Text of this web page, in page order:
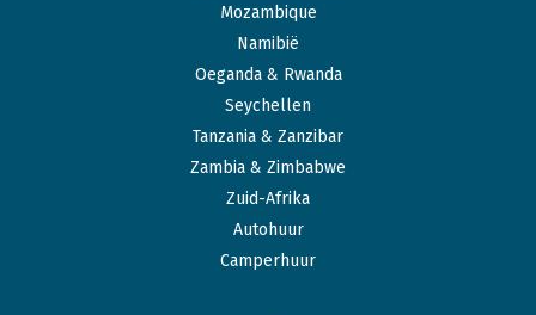
Mozambique
Namibië
Oeganda & Rwanda
Seychellen
Tanzania & Zanzibar
Zambia & Zimbabwe
Zuid-Afrika
Autohuur
Camperhuur